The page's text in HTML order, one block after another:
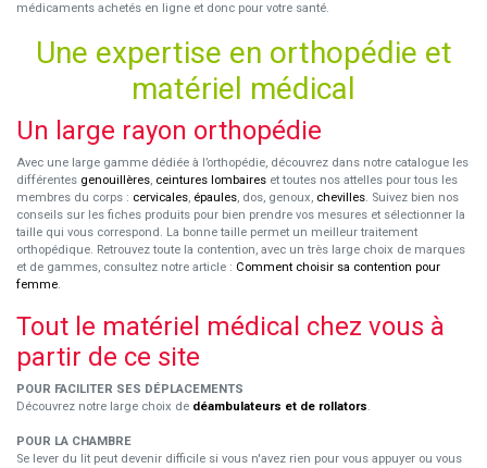
médicaments achetés en ligne et donc pour votre santé.
Une expertise en orthopédie et
matériel médical
Un large rayon orthopédie
Avec une large gamme dédiée à l’orthopédie, découvrez dans notre catalogue les
différentes genouillères, ceintures lombaires et toutes nos attelles pour tous les
membres du corps : cervicales, épaules, dos, genoux, chevilles. Suivez bien nos
conseils sur les fiches produits pour bien prendre vos mesures et sélectionner la
taille qui vous correspond. La bonne taille permet un meilleur traitement
orthopédique. Retrouvez toute la contention, avec un très large choix de marques
et de gammes, consultez notre article : Comment choisir sa contention pour
femme.
Tout le matériel médical chez vous à
partir de ce site
POUR FACILITER SES DÉPLACEMENTS
Découvrez notre large choix de déambulateurs et de rollators.
POUR LA CHAMBRE
Se lever du lit peut devenir difficile si vous n'avez rien pour vous appuyer ou vous